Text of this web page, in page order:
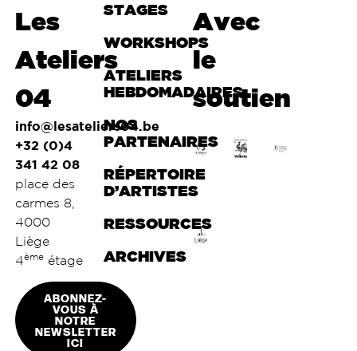
Les
Ateliers
04
info@lesateliers04.be
+32 (0)4
341 42 08
place des
carmes 8,
4000
Liège
4èmeétage
ABONNEZ-
VOUS À
NOTRE
NEWSLETTER
ICI
STAGES
WORKSHOPS
ATELIERS
HEBDOMADAIRES
NOS
PARTENAIRES
RÉPERTOIRE
D’ARTISTES
RESSOURCES
ARCHIVES
Avec
le
soutien